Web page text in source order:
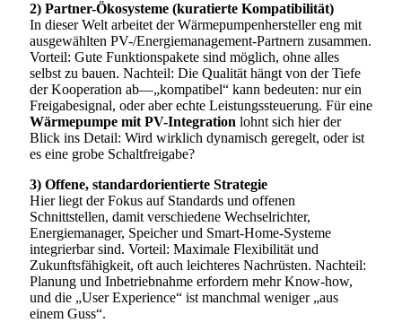
2) Partner-Ökosysteme (kuratierte Kompatibilität)
In dieser Welt arbeitet der Wärmepumpenhersteller eng mit
ausgewählten PV-/Energiemanagement-Partnern zusammen.
Vorteil: Gute Funktionspakete sind möglich, ohne alles
selbst zu bauen. Nachteil: Die Qualität hängt von der Tiefe
der Kooperation ab—„kompatibel“ kann bedeuten: nur ein
Freigabesignal, oder aber echte Leistungssteuerung. Für eine
Wärmepumpe mit PV-Integration lohnt sich hier der
Blick ins Detail: Wird wirklich dynamisch geregelt, oder ist
es eine grobe Schaltfreigabe?
3) Offene, standardorientierte Strategie
Hier liegt der Fokus auf Standards und offenen
Schnittstellen, damit verschiedene Wechselrichter,
Energiemanager, Speicher und Smart-Home-Systeme
integrierbar sind. Vorteil: Maximale Flexibilität und
Zukunftsfähigkeit, oft auch leichteres Nachrüsten. Nachteil:
Planung und Inbetriebnahme erfordern mehr Know-how,
und die „User Experience“ ist manchmal weniger „aus
einem Guss“.